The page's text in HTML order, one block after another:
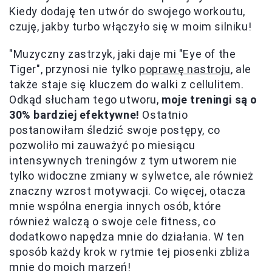
Kiedy dodaję ten utwór do swojego workoutu,
czuję, jakby turbo włączyło się w moim silniku!
"Muzyczny zastrzyk, jaki daje mi "Eye of the
Tiger", przynosi nie tylko poprawę nastroju, ale
także staje się kluczem do walki z cellulitem.
Odkąd słucham tego utworu, moje treningi są o
30% bardziej efektywne! Ostatnio
postanowiłam śledzić swoje postępy, co
pozwoliło mi zauważyć po miesiącu
intensywnych treningów z tym utworem nie
tylko widoczne zmiany w sylwetce, ale również
znaczny wzrost motywacji. Co więcej, otacza
mnie wspólna energia innych osób, które
również walczą o swoje cele fitness, co
dodatkowo napędza mnie do działania. W ten
sposób każdy krok w rytmie tej piosenki zbliża
mnie do moich marzeń!